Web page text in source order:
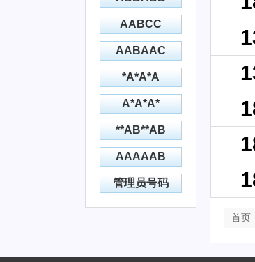
AABCC
AABAAC
*A*A*A
A*A*A*
**AB**AB
AAAAAB
管理员号码
首页